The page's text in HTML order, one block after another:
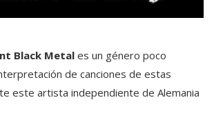
Black Metal es un género poco
de canciones de estas
este artista independiente de Alemania